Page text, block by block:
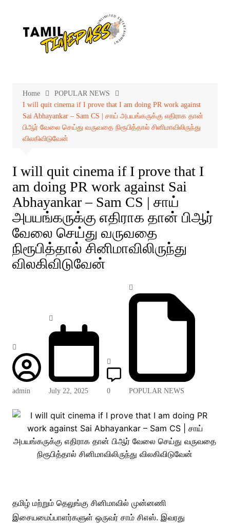
Home
POPULAR NEWS
I will quit cinema if I prove that I am doing PR work against
Sai Abhayankar – Sam CS | சாய் அபயங்கருக்கு எதிராக தான்
பிஆர் வேலை செய்து வருவதை நிரூபித்தால் சினிமாவிலிருந்து
விலகிவிடுவேன்
I will quit cinema if I prove that I
am doing PR work against Sai
Abhayankar – Sam CS | சாய்
அபயங்கருக்கு எதிராக தான் பிஆர்
வேலை செய்து வருவதை
நிரூபித்தால் சினிமாவிலிருந்து
விலகிவிடுவேன்
admin July 22, 2025 0 POPULAR NEWS
தமிழ் மற்றும் தெலுங்கு சினிமாவில் முன்னணி
இசையமைப்பாளர்களுள் ஒருவர் சாம் சிஎஸ். இவரது